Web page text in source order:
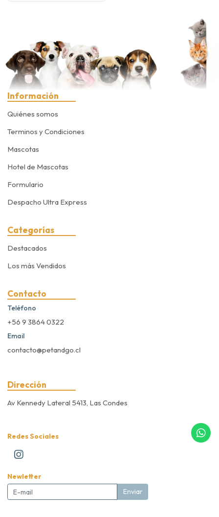
Información
Quiénes somos
Terminos y Condiciones
Mascotas
Hotel de Mascotas
Formulario
Despacho Ultra Express
Categorías
Destacados
Los más Vendidos
Contacto
Teléfono
+56 9 3864 0322
Email
contacto@petandgo.cl
Dirección
Av Kennedy Lateral 5413, Las Condes
Redes Sociales
Newletter
Enviar